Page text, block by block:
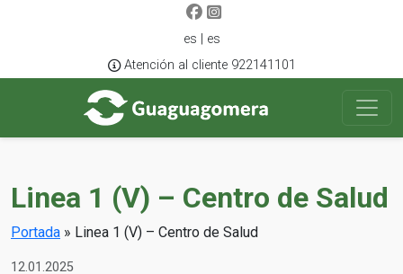
es | es
Atención al cliente 922141101
Linea 1 (V) – Centro de Salud
Portada » Linea 1 (V) – Centro de Salud
12.01.2025